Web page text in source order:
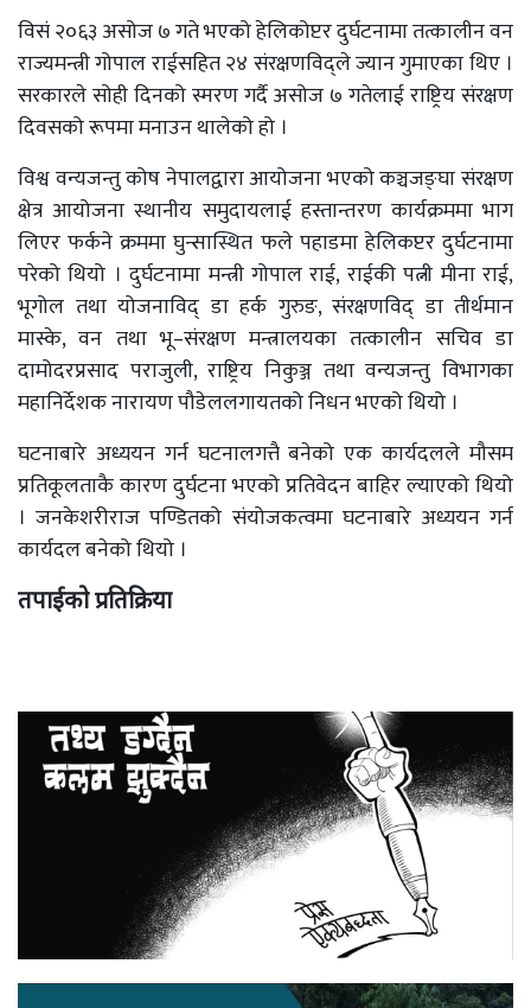
विसं २०६३ असोज ७ गते भएको हेलिकोप्टर दुर्घटनामा तत्कालीन वन
राज्यमन्त्री गोपाल राईसहित २४ संरक्षणविद्ले ज्यान गुमाएका थिए ।
सरकारले सोही दिनको स्मरण गर्दै असोज ७ गतेलाई राष्ट्रिय संरक्षण
दिवसको रूपमा मनाउन थालेको हो ।
विश्व वन्यजन्तु कोष नेपालद्वारा आयोजना भएको कञ्चजङ्घा संरक्षण
क्षेत्र आयोजना स्थानीय समुदायलाई हस्तान्तरण कार्यक्रममा भाग
लिएर फर्कने क्रममा घुन्सास्थित फले पहाडमा हेलिकप्टर दुर्घटनामा
परेको थियो । दुर्घटनामा मन्त्री गोपाल राई, राईकी पत्नी मीना राई,
भूगोल तथा योजनाविद् डा हर्क गुरुङ, संरक्षणविद् डा तीर्थमान
मास्के, वन तथा भू–संरक्षण मन्त्रालयका तत्कालीन सचिव डा
दामोदरप्रसाद पराजुली, राष्ट्रिय निकुञ्ज तथा वन्यजन्तु विभागका
महानिर्देशक नारायण पौडेललगायतको निधन भएको थियो ।
घटनाबारे अध्ययन गर्न घटनालगत्तै बनेको एक कार्यदलले मौसम
प्रतिकूलताकै कारण दुर्घटना भएको प्रतिवेदन बाहिर ल्याएको थियो
। जनकेशरीराज पण्डितको संयोजकत्वमा घटनाबारे अध्ययन गर्न
कार्यदल बनेको थियो ।
तपाईको प्रतिक्रिया